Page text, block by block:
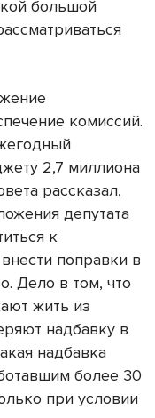
большой
комиссий.
2,7 миллиона
рассказал,
депутата
к
поправки в
Дело в том, что
жить из
надбавку в
надбавка
более 30
при условии